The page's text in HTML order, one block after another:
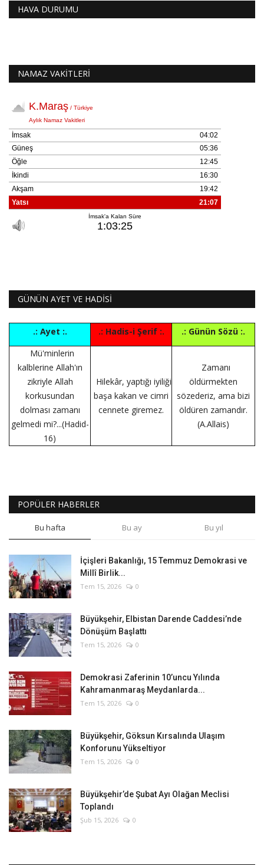
HAVA DURUMU
NAMAZ VAKİTLERİ
GÜNÜN AYET VE HADİSİ
.: Ayet :. .: Hadis-i Şerif :.
.: Günün Sözü :.
Mü'minlerin
kalblerine Allah'ın
zikriyle Allah
korkusundan
dolması zamanı
gelmedi mi?...(Hadid-
16)
Hilekâr, yaptığı iyiliği
başa kakan ve cimri
cennete giremez.
Zamanı
öldürmekten
sözederiz, ama bizi
öldüren zamandır.
(A.Allais)
POPÜLER HABERLER
Bu hafta Bu ay Bu yıl
İçişleri Bakanlığı, 15 Temmuz Demokrasi ve
Millî Birlik...
Tem 15, 2026 0
Büyükşehir, Elbistan Darende Caddesi’nde
Dönüşüm Başlattı
Tem 15, 2026 0
Demokrasi Zaferinin 10’uncu Yılında
Kahramanmaraş Meydanlarda...
Tem 15, 2026 0
Büyükşehir, Göksun Kırsalında Ulaşım
Konforunu Yükseltiyor
Tem 15, 2026 0
Büyükşehir’de Şubat Ayı Olağan Meclisi
Toplandı
Şub 15, 2026 0